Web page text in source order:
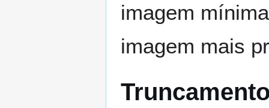
imagem
imagem mais